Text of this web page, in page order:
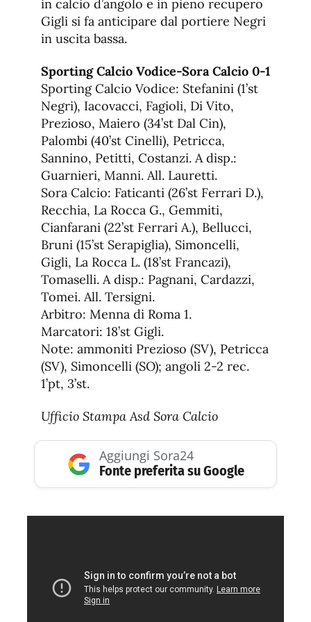
in calcio d’angolo e in pieno recupero
Gigli si fa anticipare dal portiere Negri
in uscita bassa.
Sporting Calcio Vodice-Sora Calcio 0-1
Sporting Calcio Vodice: Stefanini (1’st
Negri), Iacovacci, Fagioli, Di Vito,
Prezioso, Maiero (34’st Dal Cin),
Palombi (40’st Cinelli), Petricca,
Sannino, Petitti, Costanzi. A disp.:
Guarnieri, Manni. All. Lauretti.
Sora Calcio: Faticanti (26’st Ferrari D.),
Recchia, La Rocca G., Gemmiti,
Cianfarani (22’st Ferrari A.), Bellucci,
Bruni (15’st Serapiglia), Simoncelli,
Gigli, La Rocca L. (18’st Francazi),
Tomaselli. A disp.: Pagnani, Cardazzi,
Tomei. All. Tersigni.
Arbitro: Menna di Roma 1.
Marcatori: 18’st Gigli.
Note: ammoniti Prezioso (SV), Petricca
(SV), Simoncelli (SO); angoli 2-2 rec.
1’pt, 3’st.
Ufficio Stampa Asd Sora Calcio
Aggiungi Sora24
Fonte preferita su Google